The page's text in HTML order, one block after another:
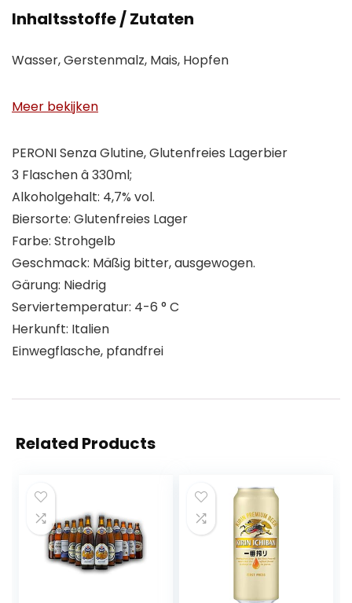
Inhaltsstoffe / Zutaten
Wasser, Gerstenmalz, Mais, Hopfen
Meer bekijken
PERONI Senza Glutine, Glutenfreies Lagerbier
3 Flaschen â 330ml;
Alkoholgehalt: 4,7% vol.
Biersorte: Glutenfreies Lager
Farbe: Strohgelb
Geschmack: Mäßig bitter, ausgewogen.
Gärung: Niedrig
Serviertemperatur: 4-6 ° C
Herkunft: Italien
Einwegflasche, pfandfrei
Related Products